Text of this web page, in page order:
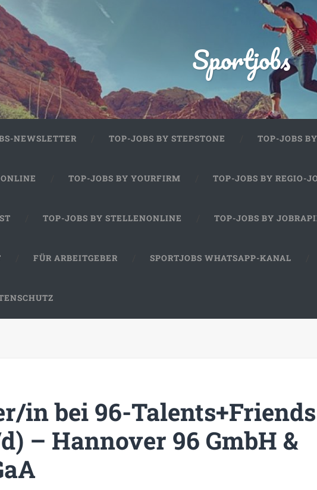
Sportjobs
NEWSLETTER TOP-JOBS BY STEPSTONE TOP-JOBS
TOP-JOBS BY YOURFIRM TOP-JOBS BY REGIO-
TOP-JOBS BY STELLENONLINE TOP-JOBS BY
FÜR ARBEITGEBER SPORTJOBS WHATSAPP-KANAL
in bei 96-Talents+Friends
– Hannover 96 GmbH &